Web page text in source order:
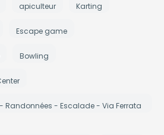
apiculteur Karting
Escape game
Bowling
Randonnées - Escalade - Via Ferrata